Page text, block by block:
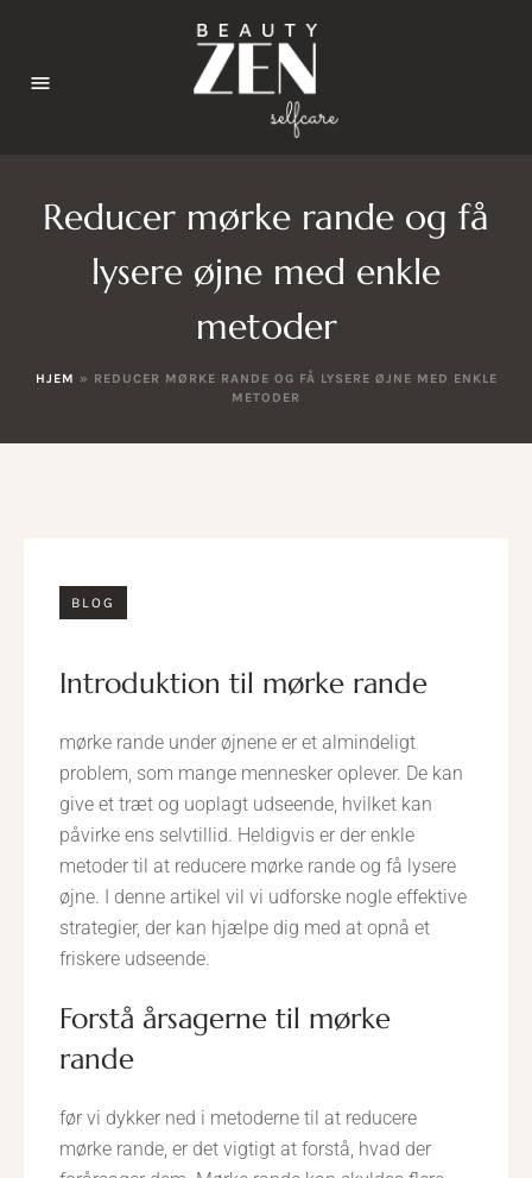
Reducer mørke rande og få
lysere øjne med enkle
metoder
HJEM » REDUCER MØRKE RANDE OG FÅ LYSERE ØJNE MED ENKLE
METODER
BLOG
introduktion til mørke rande
mørke rande under øjnene er et almindeligt
problem, som mange mennesker oplever. De kan
give et træt og uoplagt udseende, hvilket kan
påvirke ens selvtillid. Heldigvis er der enkle
metoder til at reducere mørke rande og få lysere
øjne. I denne artikel vil vi udforske nogle effektive
strategier, der kan hjælpe dig med at opnå et
friskere udseende.
forstå årsagerne til mørke
rande
før vi dykker ned i metoderne til at reducere
mørke rande, er det vigtigt at forstå, hvad der